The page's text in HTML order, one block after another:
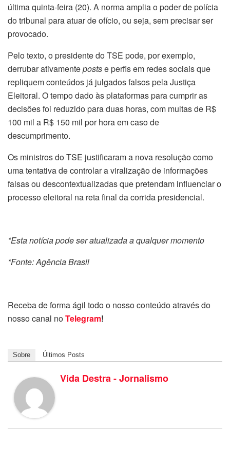
última quinta-feira (20). A norma amplia o poder de polícia
do tribunal para atuar de ofício, ou seja, sem precisar ser
provocado.
Pelo texto, o presidente do TSE pode, por exemplo,
derrubar ativamentepostse perfis em redes sociais que
repliquem conteúdos já julgados falsos pela Justiça
Eleitoral. O tempo dado às plataformas para cumprir as
decisões foi reduzido para duas horas, com multas de R$
100 mil a R$ 150 mil por hora em caso de
descumprimento.
Os ministros do TSE justificaram a nova resolução como
uma tentativa de controlar a viralização de informações
falsas ou descontextualizadas que pretendam influenciar o
processo eleitoral na reta final da corrida presidencial.
*Esta notícia pode ser atualizada a qualquer momento
*Fonte: Agência Brasil
Receba de forma ágil todo o nosso conteúdo através do
nosso canal noTelegram!
Sobre Últimos Posts
Vida Destra - Jornalismo